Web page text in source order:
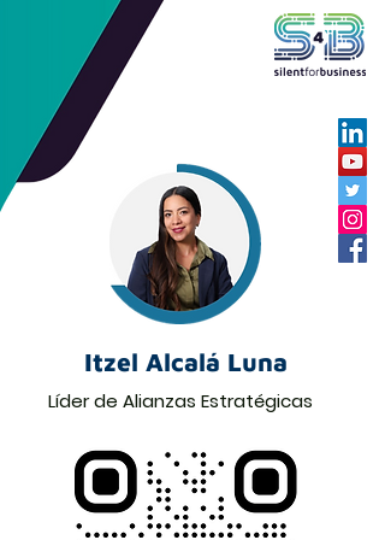
Itzel Alcalá Luna
Líder de Alianzas Estratégicas